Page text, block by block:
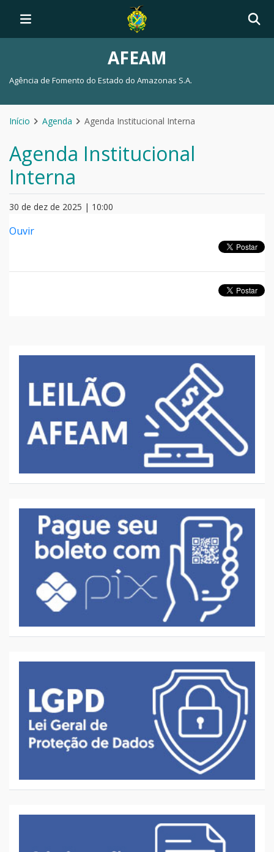
AFEAM
Agência de Fomento do Estado do Amazonas S.A.
Início Agenda Agenda Institucional Interna
Agenda Institucional
Interna
30 de dez de 2025 | 10:00
Ouvir